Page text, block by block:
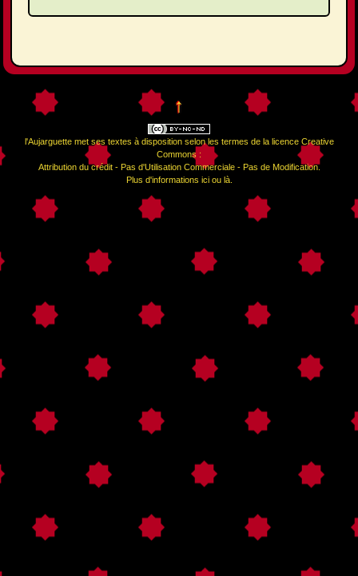
↑
l'Aujarguettemet ses textes à disposition selon les termes de la licence Creative
Commons :
Attribution du crédit - Pas d'Utilisation Commerciale - Pas de Modification.
Plus d'informations iciou là.